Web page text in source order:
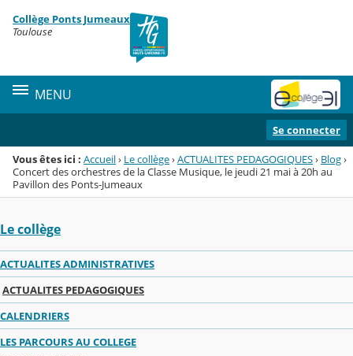
Menu de la rubrique
Contenu
Collège Ponts Jumeaux
Toulouse
MENU
Se connecter
Vous êtes ici : Accueil› Le collège›ACTUALITES PEDAGOGIQUES› Blog›
Concert des orchestres de la Classe Musique, le jeudi 21 mai à 20h au
Pavillon des Ponts-Jumeaux
Le collège
ACTUALITES ADMINISTRATIVES
ACTUALITES PEDAGOGIQUES
CALENDRIERS
LES PARCOURS AU COLLEGE